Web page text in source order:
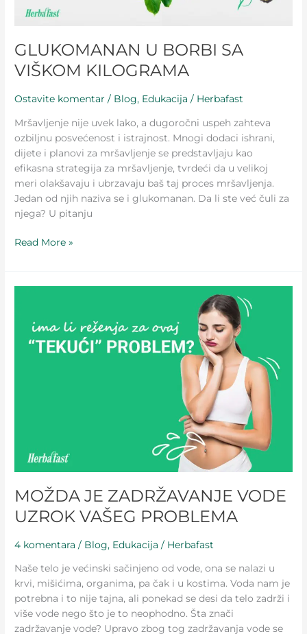
GLUKOMANAN U BORBI SA
VIŠKOM KILOGRAMA
Ostavite komentar / Blog, Edukacija / Herbafast
Mršavljenje nije uvek lako, a dugoročni uspeh zahteva
ozbiljnu posvećenost i istrajnost. Mnogi dodaci ishrani,
dijete i planovi za mršavljenje se predstavljaju kao
efikasna strategija za mršavljenje, tvrdeći da u velikoj
meri olakšavaju i ubrzavaju baš taj proces mršavljenja.
Jedan od njih naziva se i glukomanan. Da li ste već čuli za
njega? U pitanju
Read More »
MOŽDA JE ZADRŽAVANJE VODE
UZROK VAŠEG PROBLEMA
4 komentara / Blog, Edukacija / Herbafast
Naše telo je većinski sačinjeno od vode, ona se nalazi u
krvi, mišićima, organima, pa čak i u kostima. Voda nam je
potrebna i to nije tajna, ali ponekad se desi da telo zadrži i
više vode nego što je to neophodno. Šta znači
zadržavanje vode? Upravo zbog tog zadržavanja vode se
ZADRŽAVANJE
VODE
UZROK